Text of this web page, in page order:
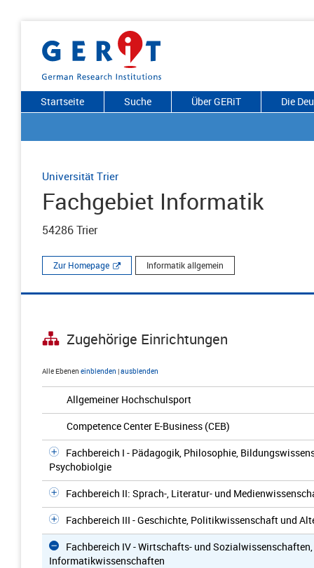
Startseite Suche Über GERiT Die
Universität Trier
Fachgebiet Informatik
54286 Trier
Zur Homepage Informatik allgemein
Zugehörige Einrichtungen
Alle Ebenen einblenden |ausblenden
Allgemeiner Hochschulsport
Competence Center E-Business (CEB)
Fachbereich I - Pädagogik, Philosophie,
Psychobiolgie
Fachbereich II: Sprach-, Literatur- und
Fachbereich III - Geschichte, Politikwissenschaft und
Fachbereich IV - Wirtschafts- und
Informatikwissenschaften